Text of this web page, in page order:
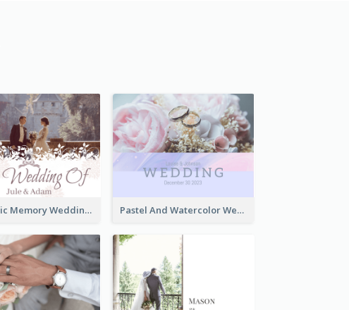
Romantic Memory Wedding Photo Book Pastel And Watercolor Wedding Photo Book